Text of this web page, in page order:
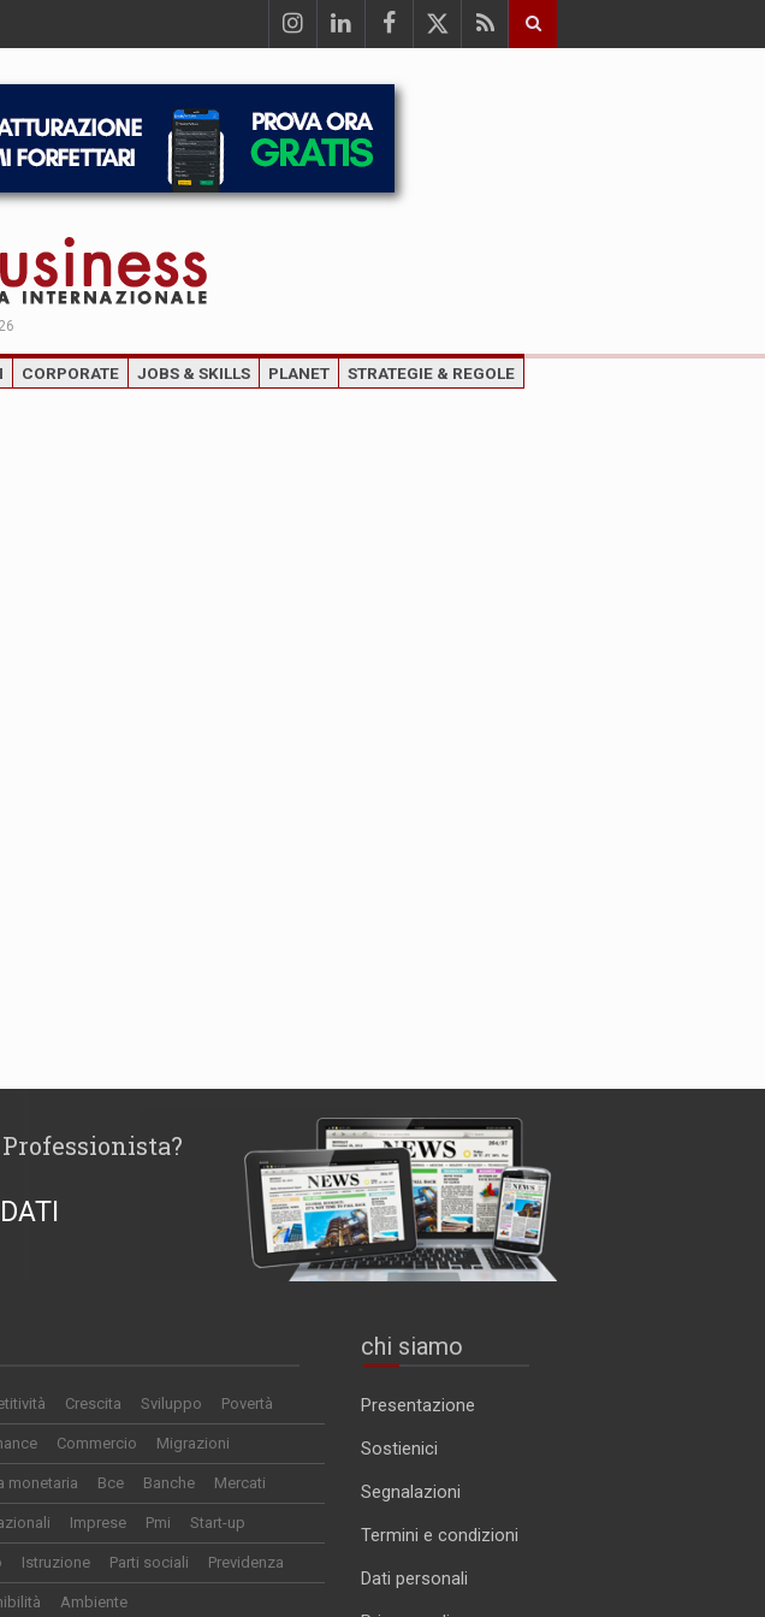
CORPORATE JOBS & SKILLS PLANET STRATEGIE & REGOLE
Crescita Sviluppo Povertà
Commercio Migrazioni
monetaria Bce Banche Mercati
Imprese Pmi Start-up
Istruzione Parti sociali Previdenza
Ambiente
chi siamo
Presentazione
Sostienici
Segnalazioni
Termini e condizioni
Dati personali